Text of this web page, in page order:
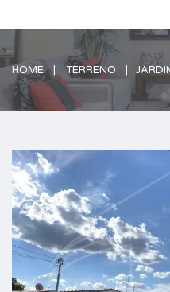
HOME TERRENO